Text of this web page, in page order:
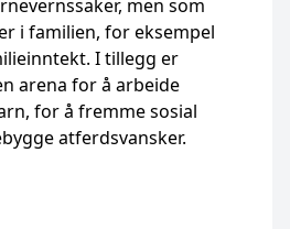
men som
i familien, for eksempel
I tillegg er
arena for å arbeide
for å fremme sosial
atferdsvansker.